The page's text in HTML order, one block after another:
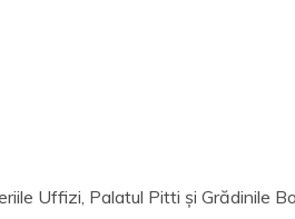
Uffizi, Palatul Pitti și Grădinile